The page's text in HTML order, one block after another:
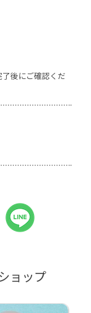
後にご確認くだ
ョップ